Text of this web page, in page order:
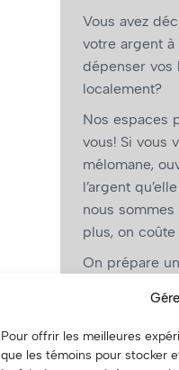
Pour offrir les meilleures
que les témoins pour stocker
Vous avez
votre argent
dépenser vos
localement?
Nos espaces
vous! Si vous
mélomane,
l’argent
nous
plus, on
On prépare
vous, les